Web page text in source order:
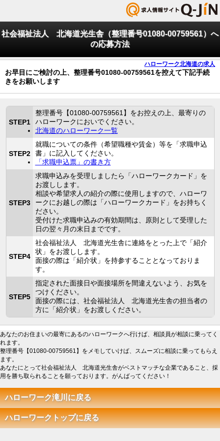
社会福祉法人 北海道光生舎（整理番号01080-00759561）へ
の応募方法
ハローワーク北海道の求人
お早目にご検討の上、整理番号01080-00759561を控えて下記手続
きをお願いします
STEP1
整理番号【01080-00759561】をお控えの上、最寄りの
ハローワークにおいでください。
北海道のハローワーク一覧
STEP2
就職についての条件（希望職種や賃金）等を「求職申込
書」に記入してください。
「求職申込票」の書き方
STEP3
求職申込みを受理しましたら「ハローワークカード」を
お渡しします。
相談や希望求人の紹介の際に使用しますので、ハローワ
ークにお越しの際は「ハローワークカード」をお持ちく
ださい。
受付けた求職申込みの有効期間は、原則として受理した
日の翌々月の末日までです。
STEP4
社会福祉法人 北海道光生舎に連絡をとった上で「紹介
状」をお渡しします。
面接の際は「紹介状」を持参することとなっておりま
す。
STEP5
指定された面接日や面接場所を間違えないよう、お気を
つけください。
面接の際には、社会福祉法人 北海道光生舎の担当者の
方に「紹介状」をお渡しください。
あなたのお住まいの最寄にあるのハローワークへ行けば、相談員が相談に乗ってく
れます。
整理番号【01080-00759561】をメモしていけば、スムーズに相談に乗ってもらえ
ます。
あなたにとって社会福祉法人 北海道光生舎がベストマッチな企業であること、採
用を勝ち取られることを願っております。がんばってください！
ハローワーク滝川に戻る
ハローワークトップに戻る